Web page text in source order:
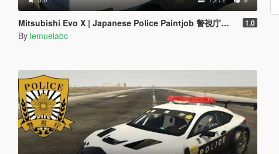
Mitsubishi Evo X | Japanese Police Paintjob 警視庁式樣 1.0
By lemuelabc